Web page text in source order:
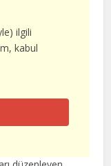
ilgili
kabul